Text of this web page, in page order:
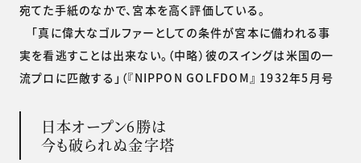
宛てた手紙のなかで、宮本を高く評価している。
「真に偉大なゴルファーとしての条件が宮本に備われる事
実を看逃すことは出来ない。（中略）彼のスイングは米国の一
流プロに匹敵する」（『NIPPON GOLFDOM』 1932年5月号
日本オープン6勝は
今も破られぬ金字塔